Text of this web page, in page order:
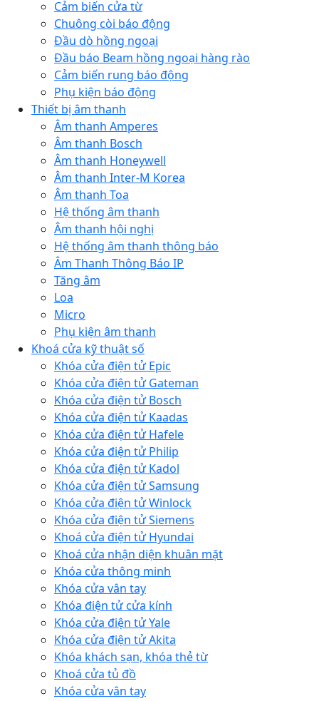
Cảm biến cửa từ
Chuông còi báo động
Đầu dò hồng ngoại
Đầu báo Beam hồng ngoại hàng rào
Cảm biến rung báo động
Phụ kiện báo động
Thiết bị âm thanh
Âm thanh Amperes
Âm thanh Bosch
Âm thanh Honeywell
Âm thanh Inter-M Korea
Âm thanh Toa
Hệ thống âm thanh
Âm thanh hội nghị
Hệ thống âm thanh thông báo
Âm Thanh Thông Báo IP
Tăng âm
Loa
Micro
Phụ kiện âm thanh
Khoá cửa kỹ thuật số
Khóa cửa điện tử Epic
Khóa cửa điện tử Gateman
Khóa cửa điện tử Bosch
Khóa cửa điện tử Kaadas
Khóa cửa điện tử Hafele
Khóa cửa điện tử Philip
Khóa cửa điện tử Kadol
Khóa cửa điện tử Samsung
Khóa cửa điện tử Winlock
Khóa cửa điện tử Siemens
Khoá cửa điện tử Hyundai
Khoá cửa nhận diện khuân mặt
Khóa cửa thông minh
Khóa cửa vân tay
Khóa điện tử cửa kính
Khóa cửa điện tử Yale
Khóa cửa điện tử Akita
Khóa khách sạn, khóa thẻ từ
Khoá cửa tủ đồ
Khóa cửa vân tay